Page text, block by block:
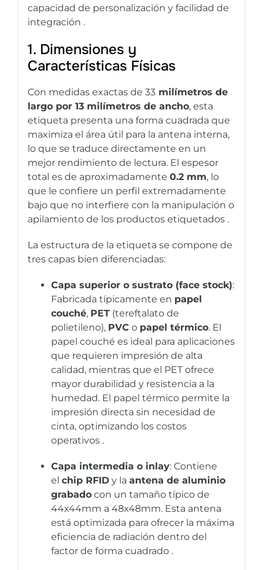
capacidad de personalización y facilidad de
integración .
1. Dimensiones y
Características Físicas
Con medidas exactas de 33milímetros de
largo por 13 milímetros de ancho, esta
etiqueta presenta una forma cuadrada que
maximiza el área útil para la antena interna,
lo que se traduce directamente en un
mejor rendimiento de lectura. El espesor
total es de aproximadamente 0.2 mm, lo
que le confiere un perfil extremadamente
bajo que no interfiere con la manipulación o
apilamiento de los productos etiquetados .
La estructura de la etiqueta se compone de
tres capas bien diferenciadas:
Capa superior o sustrato (face stock):
Fabricada típicamente en papel
couché, PET(tereftalato de
polietileno), PVC o papel térmico. El
papel couché es ideal para aplicaciones
que requieren impresión de alta
calidad, mientras que el PET ofrece
mayor durabilidad y resistencia a la
humedad. El papel térmico permite la
impresión directa sin necesidad de
cinta, optimizando los costos
operativos .
Capa intermedia o inlay: Contiene
el chip RFIDy la antena de aluminio
grabadocon un tamaño típico de
44x44mm a 48x48mm. Esta antena
está optimizada para ofrecer la máxima
eficiencia de radiación dentro del
factor de forma cuadrado .